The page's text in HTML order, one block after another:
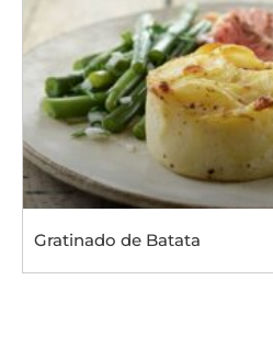
Gratinado de Batata